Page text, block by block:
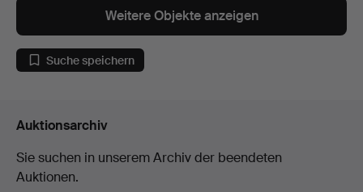
Weitere Objekte anzeigen
Suche speichern
Auktionsarchiv
Sie suchen in unserem Archiv der beendeten
Auktionen.